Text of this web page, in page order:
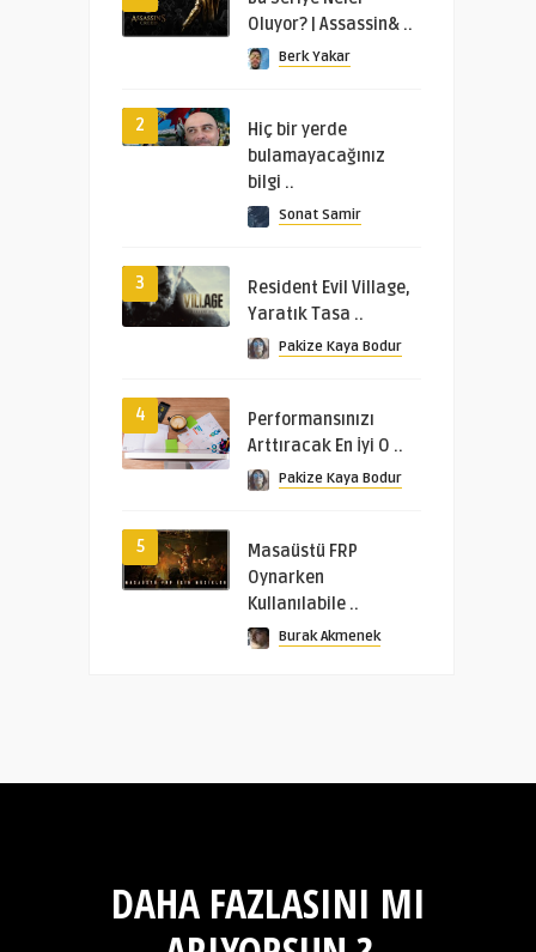
Oluyor? | Assassin& ..
Berk Yakar
2
Hiç bir yerde
bulamayacağınız
bilgi ..
Sonat Samir
3
Resident Evil Village,
Yaratık Tasa ..
Pakize Kaya Bodur
4
Performansınızı
Arttıracak En İyi O ..
Pakize Kaya Bodur
5
Masaüstü FRP
Oynarken
Kullanılabile ..
Burak Akmenek
DAHA FAZLASINI MI